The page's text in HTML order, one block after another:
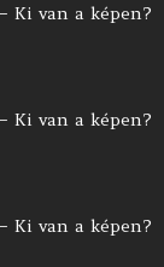
Ki van a képen?
Ki van a képen?
Ki van a képen?